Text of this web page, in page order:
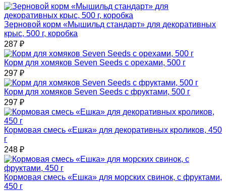
Зерновой корм «Мышильд стандарт» для декоративных
крыс, 500 г, коробка
287 ₽
Корм для хомяков Seven Seeds с орехами, 500 г
297 ₽
Корм для хомяков Seven Seeds с фруктами, 500 г
297 ₽
Кормовая смесь «Ешка» для декоративных кроликов, 450
г
248 ₽
Кормовая смесь «Ешка» для морских свинок, с фруктами,
450 г